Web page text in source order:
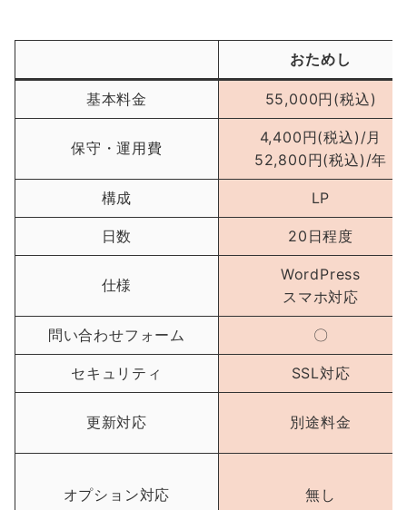
おためし
基本料金 55,000円(税込)
保守・運用費
4,400円(税込)/月
52,800円(税込)/年
構成 LP
日数 20日程度
仕様
WordPress
スマホ対応
問い合わせフォーム 〇
セキュリティ SSL対応
更新対応 別途料金
オプション対応 無し